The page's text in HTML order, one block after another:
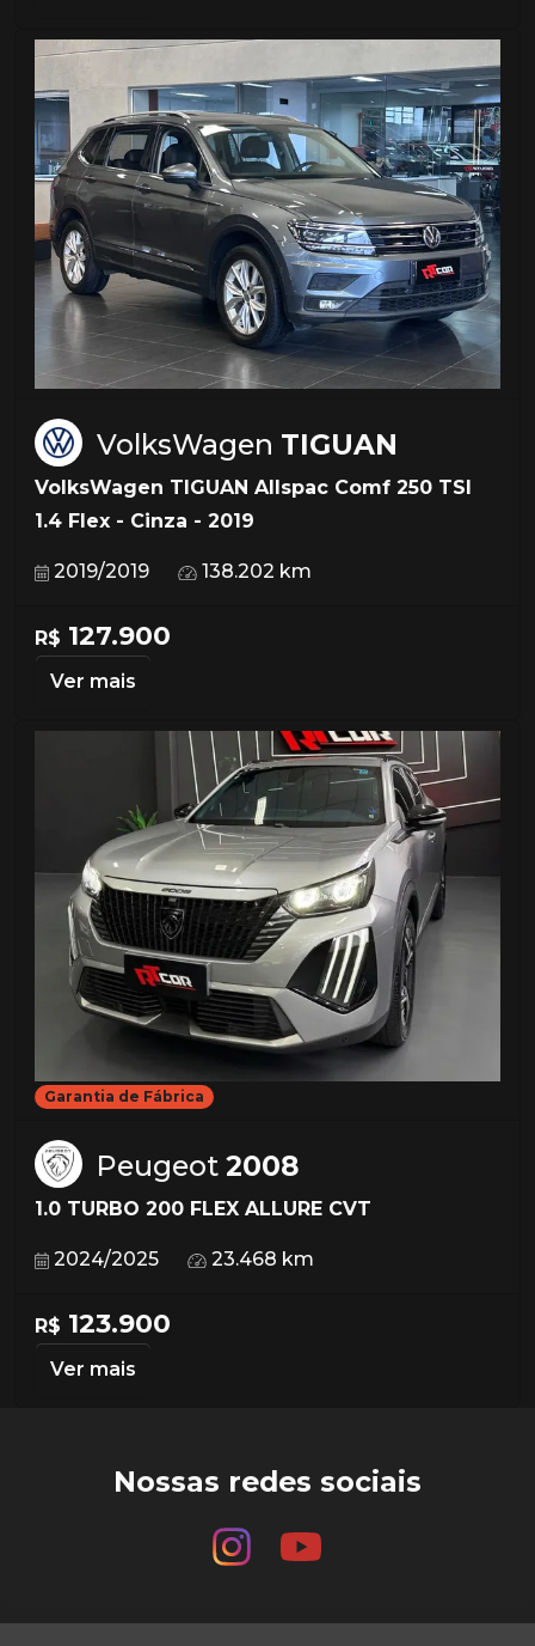
VolksWagen TIGUAN
VolksWagen TIGUAN Allspac Comf 250 TSI
1.4 Flex - Cinza - 2019
2019/2019 138.202 km
R$ 127.900
Ver mais
Garantia de Fábrica
Peugeot 2008
1.0 TURBO 200 FLEX ALLURE CVT
2024/2025 23.468 km
R$ 123.900
Ver mais
Nossas redes sociais